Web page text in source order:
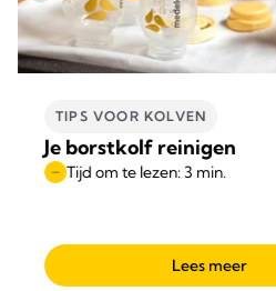
TIPS VOOR KOLVEN
Je borstkolf reinigen
Tijd om te lezen: 3 min.
Lees meer